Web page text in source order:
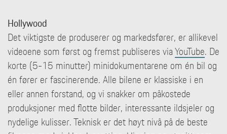
Hollywood
Det viktigste de produserer og markedsfører, er allikevel
videoene som først og fremst publiseres viaYouTube. De
korte (5-15 minutter) minidokumentarene om én bil og
én fører er fascinerende. Alle bilene er klassiske i en
eller annen forstand, og vi snakker om påkostede
produksjoner med flotte bilder, interessante ildsjeler og
nydelige kulisser. Teknisk er det høyt nivå på de beste